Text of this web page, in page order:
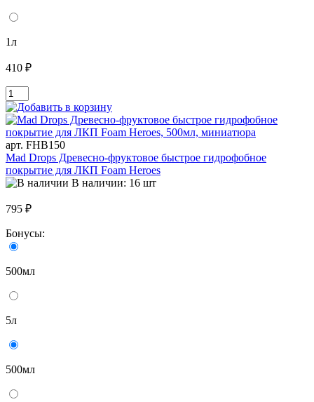
1л
410 ₽
арт. FHB150
Mad Drops Древесно-фруктовое быстрое гидрофобное
покрытие для ЛКП Foam Heroes
В наличии: 16 шт
795 ₽
Бонусы:
500мл
5л
500мл